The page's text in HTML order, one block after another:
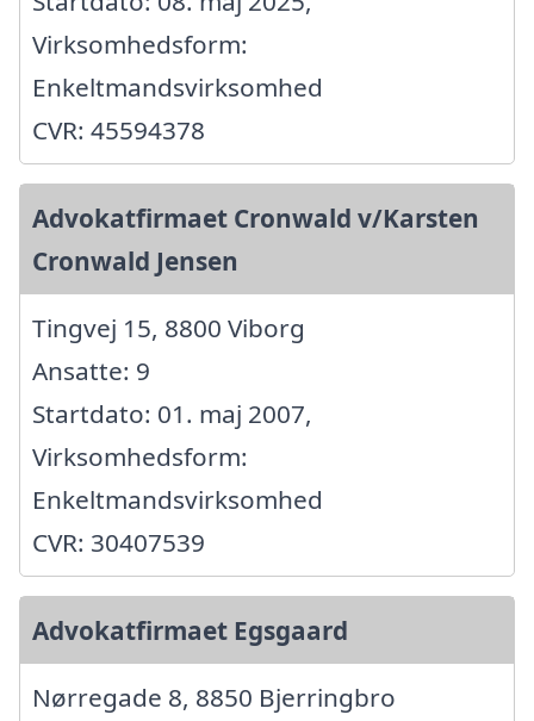
Virksomhedsform:
Enkeltmandsvirksomhed
CVR: 45594378
Advokatfirmaet Cronwald v/Karsten
Cronwald Jensen
Tingvej 15, 8800 Viborg
Ansatte: 9
Startdato: 01. maj 2007,
Virksomhedsform:
Enkeltmandsvirksomhed
CVR: 30407539
Advokatfirmaet Egsgaard
Nørregade 8, 8850 Bjerringbro